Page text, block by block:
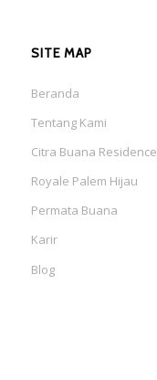
SITE MAP
Beranda
Tentang Kami
Citra Buana Residence
Royale Palem Hijau
Permata Buana
Karir
Blog